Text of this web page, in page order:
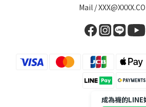
Mail /